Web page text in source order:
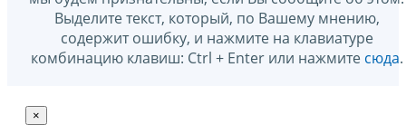
Выделите текст, который, по Вашему мнению,
содержит ошибку, и нажмите на клавиатуре
комбинацию клавиш: Ctrl + Enter или нажмите сюда.
×